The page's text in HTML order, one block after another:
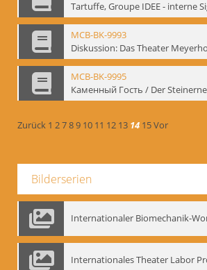
MCB-BK-9993
MCB-BK-9995
Zurück 1 2789 10 11 12 13 14 15Vor
Bilderserien